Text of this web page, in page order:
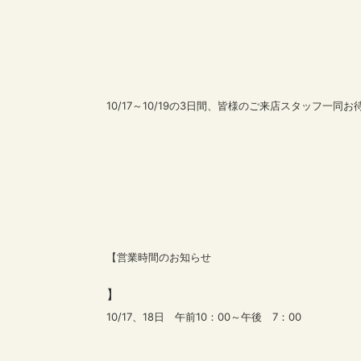
10/17～10/19の3日間、皆様のご来店スタッフ一同お
【営業時間のお知らせ
】
10/17、18日 午前10：00～午後 7：00